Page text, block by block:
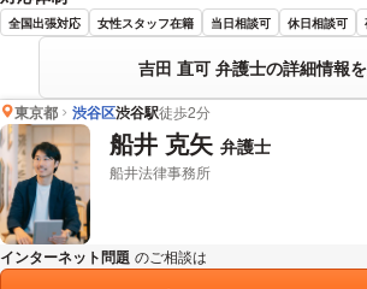
全国出張対応 女性スタッフ在籍 当日相談可 休日相談可
吉田 直可 弁護士の詳細情報
東京都 渋谷区渋谷駅徒歩2分
船井 克矢 弁護士
船井法律事務所
インターネット問題 のご相談は